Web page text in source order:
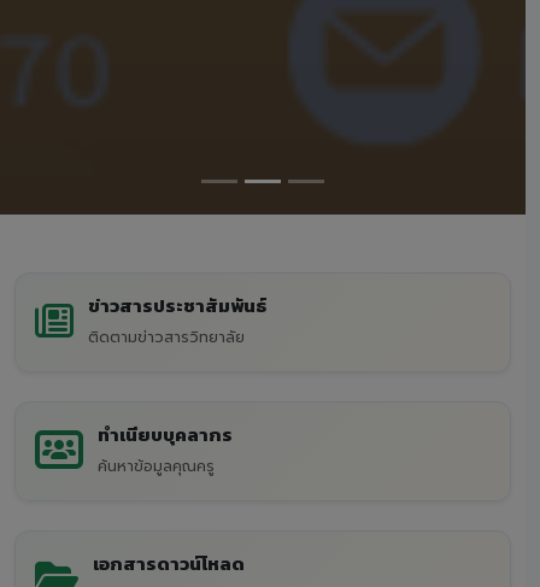
ข่าวสารประชาสัมพันธ์
ติดตามข่าวสารวิทยาลัย
ทำเนียบบุคลากร
ค้นหาข้อมูลคุณครู
เอกสารดาวน์โหลด